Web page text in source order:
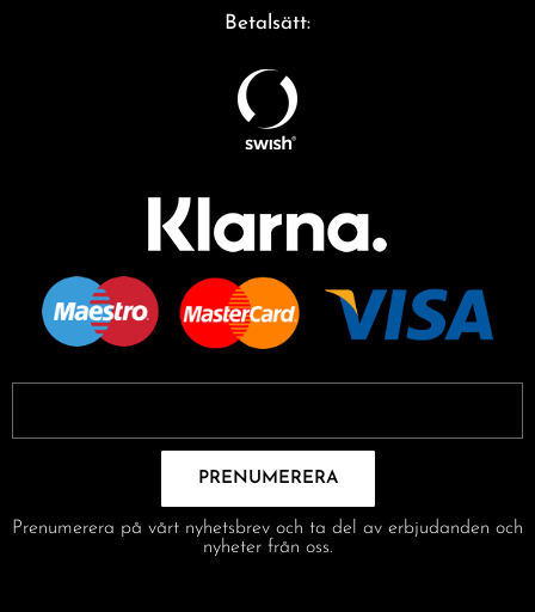
Betalsätt:
PRENUMERERA
Prenumerera på vårt nyhetsbrev och ta del av erbjudanden och
nyheter från oss.